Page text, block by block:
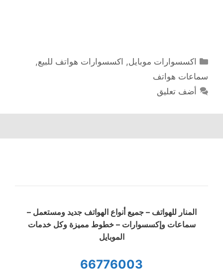
التصنيفات
اكسسوارات موبايل, اكسسوارات هواتف للبيع,
سماعات هواتف
أضف تعليق
المنار للهواتف – جميع أنواع الهواتف جديد ومستعمل –
سماعات وإكسسوارات – خطوط مميزة وكل خدمات
الموبايل
66776003